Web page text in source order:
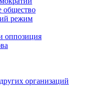
общество
режим
оппозиция
организаций